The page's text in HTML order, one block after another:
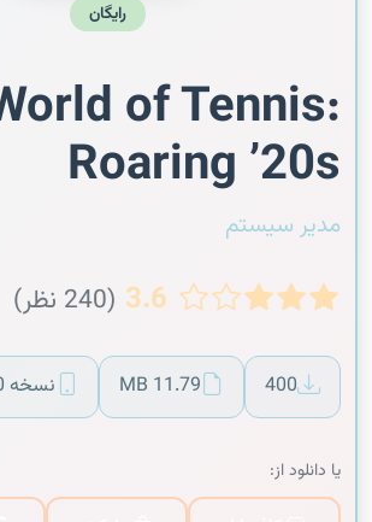
رایگان
of Tennis:
Roaring ’20s
مدیر سیستم
3.6 (240 نظر)
400
11.79 MB نسخه 1.0.0
یا دانلود از: